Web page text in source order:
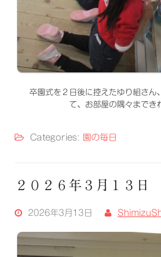
卒園式を２日後に控えたゆり組さん
て、お部屋の隅々までき
Categories: 園の毎日
２０２６年３月１３
2026年3月13日